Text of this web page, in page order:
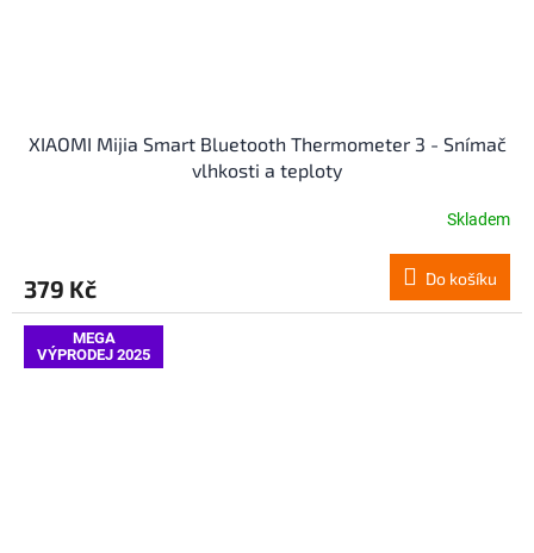
XIAOMI Mijia Smart Bluetooth Thermometer 3 - Snímač
vlhkosti a teploty
Skladem
379 Kč Do košíku
MEGA
VÝPRODEJ 2025